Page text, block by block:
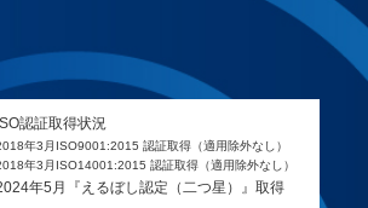
認証取得状況
年3月ISO9001:2015 認証取得（適用除外なし）
年3月ISO14001:2015 認証取得（適用除外なし）
年5月『えるぼし認定（二つ星）』取得